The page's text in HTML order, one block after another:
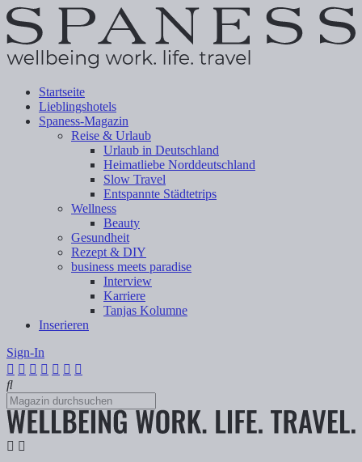
Startseite
Lieblingshotels
Spaness-Magazin
Reise & Urlaub
Urlaub in Deutschland
Heimatliebe Norddeutschland
Slow Travel
Entspannte Städtetrips
Wellness
Beauty
Gesundheit
Rezept & DIY
business meets paradise
Interview
Karriere
Tanjas Kolumne
Inserieren
Sign-In